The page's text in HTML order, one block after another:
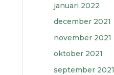
januari 2022
december 2021
november 2021
oktober 2021
september 2021